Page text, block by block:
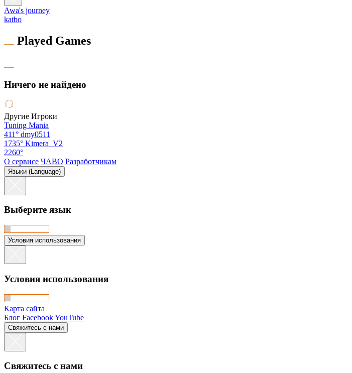
Awa's journey
katbo
Played Games
Hичего не найдено
Другие Игроки
Tuning Mania
411° dmy0511
1735° Kimera_V2
2260°
О сервисе ЧАВО Разработчикам
Языки (Language)
Выберите язык
Условия использования
Условия использования
Карта сайта
Блог FacebookYouTube
Свяжитесь с нами
Свяжитесь с нами